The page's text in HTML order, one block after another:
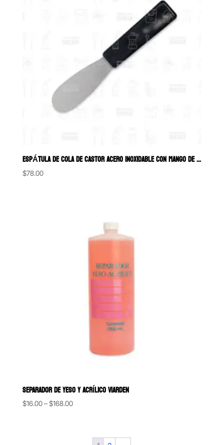
ESPÁTULA DE COLA DE CASTOR ACERO INOXIDABLE CON MANGO DE PLÁSTICO
$78.00
SEPARADOR DE YESO Y ACRÍLICO VIARDEN
$16.00–$168.00Price
through